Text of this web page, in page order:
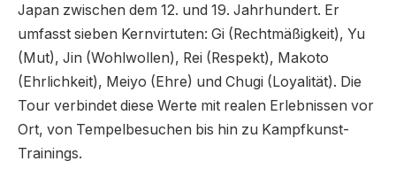
Japan zwischen dem 12. und 19. Jahrhundert. Er
umfasst sieben Kernvirtuten: Gi (Rechtmäßigkeit), Yu
(Mut), Jin (Wohlwollen), Rei (Respekt), Makoto
(Ehrlichkeit), Meiyo (Ehre) und Chugi (Loyalität). Die
Tour verbindet diese Werte mit realen Erlebnissen vor
Ort, von Tempelbesuchen bis hin zu Kampfkunst-
Trainings.